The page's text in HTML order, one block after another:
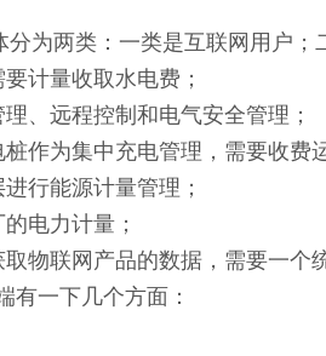
两类：一类是互联网用户；
计量收取水电费；
远程控制和电气安全管理；
为集中充电管理，需要收费
行能源计量管理；
电力计量；
联网产品的数据，需要一个
一下几个方面：